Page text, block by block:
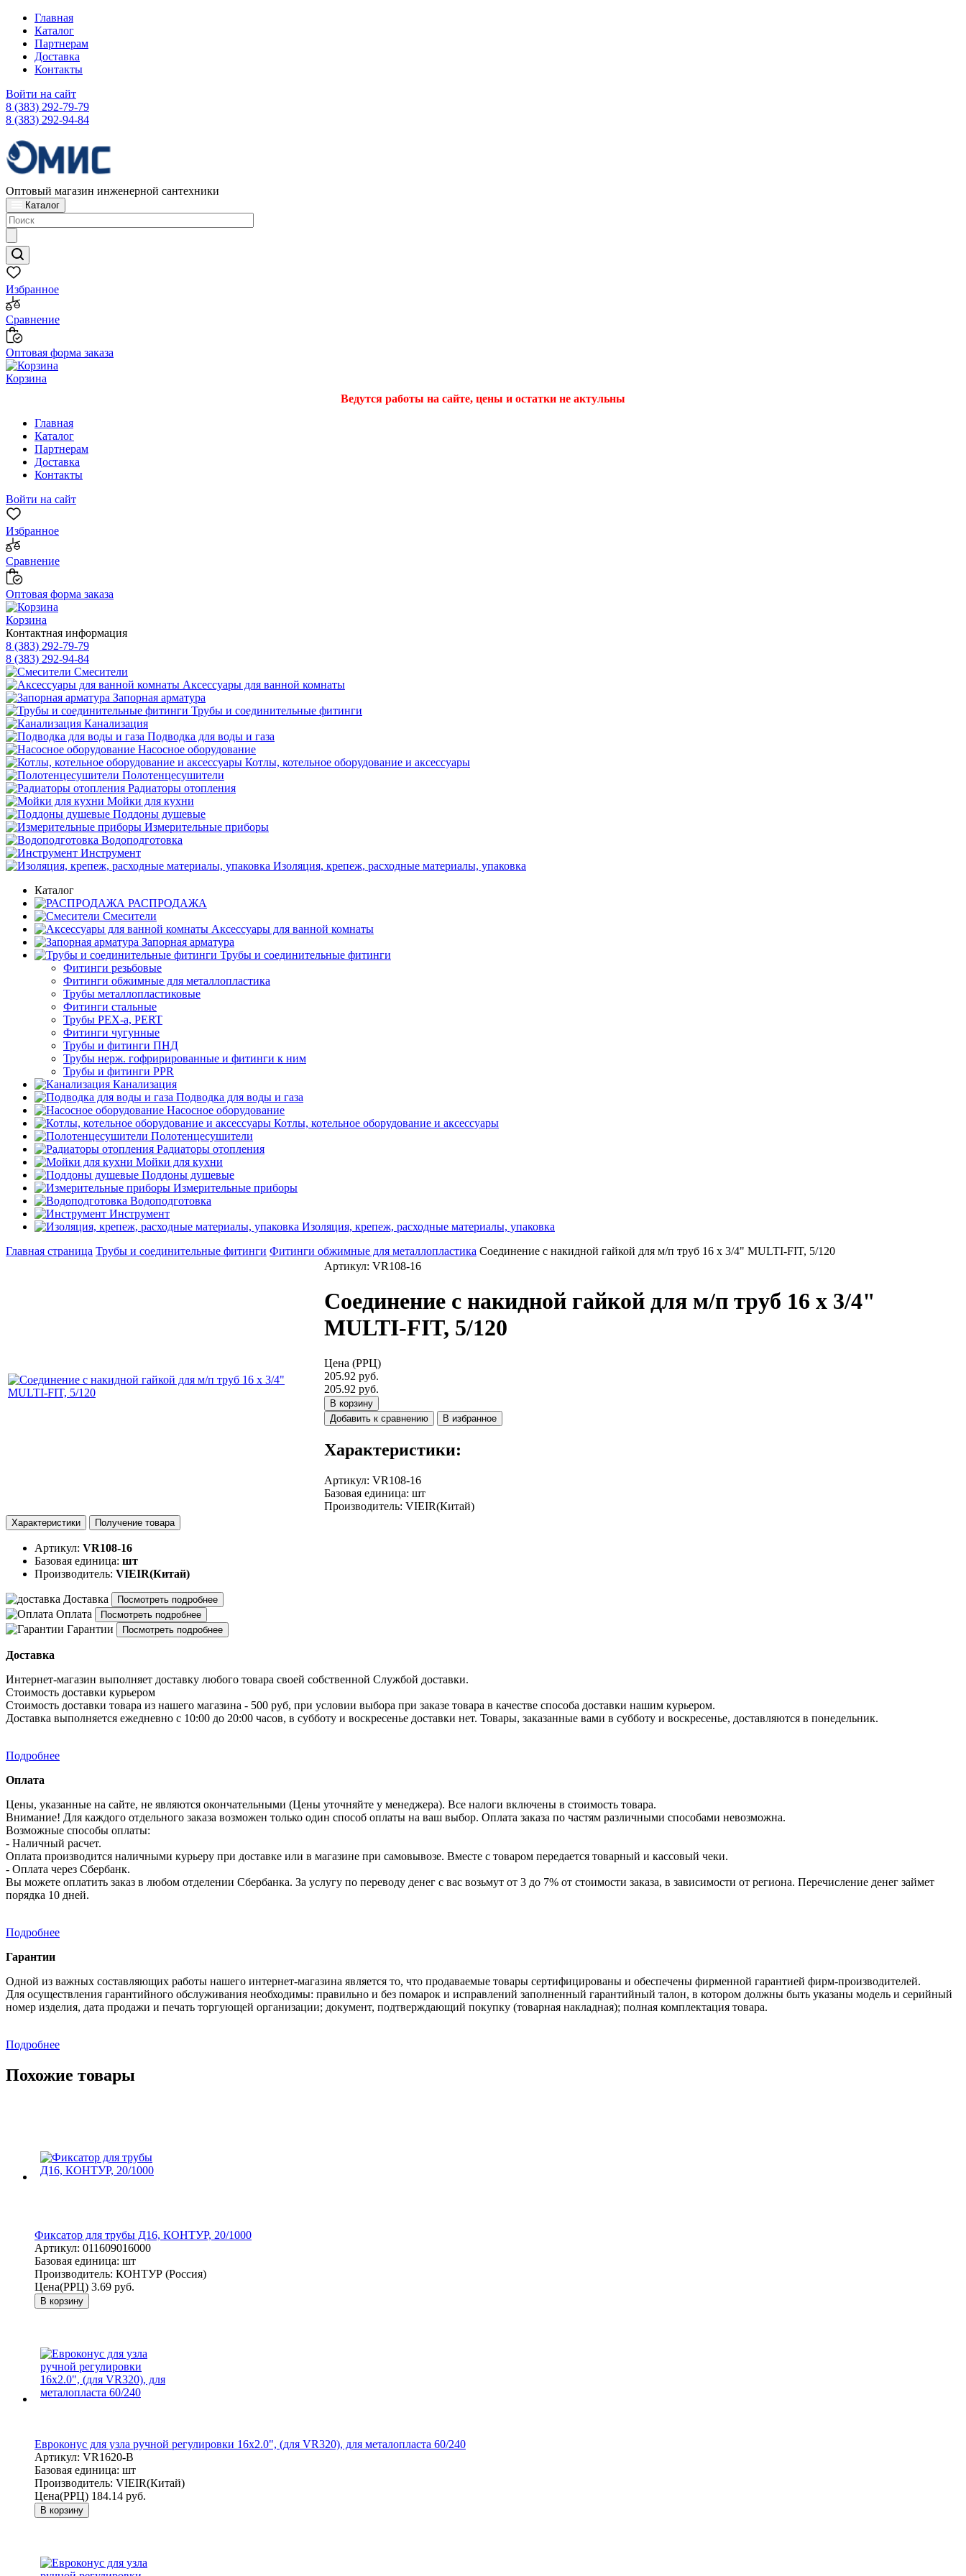
Главная
Каталог
Партнерам
Доставка
Контакты
Войти на сайт
8 (383) 292-79-79
8 (383) 292-94-84
Оптовый магазин инженерной сантехники
Каталог
Избранное
Сравнение
Оптовая форма заказа
Корзина
Ведутся работы на сайте, цены и остатки не актульны
Главная
Каталог
Партнерам
Доставка
Контакты
Войти на сайт
Избранное
Сравнение
Оптовая форма заказа
Корзина
Контактная информация
8 (383) 292-79-79
8 (383) 292-94-84
Смесители
Аксессуары для ванной комнаты
Запорная арматура
Трубы и соединительные фитинги
Канализация
Подводка для воды и газа
Насосное оборудование
Котлы, котельное оборудование и аксессуары
Полотенцесушители
Радиаторы отопления
Мойки для кухни
Поддоны душевые
Измерительные приборы
Водоподготовка
Инструмент
Изоляция, крепеж, расходные материалы, упаковка
Каталог
РАСПРОДАЖА
Смесители
Аксессуары для ванной комнаты
Запорная арматура
Трубы и соединительные фитинги
Фитинги резьбовые
Фитинги обжимные для металлопластика
Трубы металлопластиковые
Фитинги стальные
Трубы PEX-a, PERT
Фитинги чугунные
Трубы и фитинги ПНД
Трубы нерж. гофрирированные и фитинги к ним
Трубы и фитинги PPR
Канализация
Подводка для воды и газа
Насосное оборудование
Котлы, котельное оборудование и аксессуары
Полотенцесушители
Радиаторы отопления
Мойки для кухни
Поддоны душевые
Измерительные приборы
Водоподготовка
Инструмент
Изоляция, крепеж, расходные материалы, упаковка
Главная страница Трубы и соединительные фитинги Фитинги обжимные для металлопластика Соединение с накидной гайкой для м/п труб 16 х 3/4" MULTI-FIT, 5/120
Артикул: VR108-16
Соединение с накидной гайкой для м/п труб 16 х 3/4"
MULTI-FIT, 5/120
Цена (РРЦ)
205.92 руб.
205.92 руб.
В корзину
Добавить к сравнению
В избранное
Характеристики:
Артикул: VR108-16
Базовая единица: шт
Производитель: VIEIR(Китай)
Характеристики Получение товара
Артикул: VR108-16
Базовая единица: шт
Производитель: VIEIR(Китай)
Доставка Посмотреть подробнее
Оплата Посмотреть подробнее
Гарантии Посмотреть подробнее
Доставка
Интернет-магазин выполняет доставку любого товара своей собственной Службой доставки.
Стоимость доставки курьером
Стоимость доставки товара из нашего магазина - 500 руб, при условии выбора при заказе товара в качестве способа доставки нашим курьером.
Доставка выполняется ежедневно с 10:00 до 20:00 часов, в субботу и воскресенье доставки нет. Товары, заказанные вами в субботу и воскресенье, доставляются в понедельник.
Подробнее
Оплата
Цены, указанные на сайте, не являются окончательными (Цены уточняйте у менеджера). Все налоги включены в стоимость товара.
Внимание! Для каждого отдельного заказа возможен только один способ оплаты на ваш выбор. Оплата заказа по частям различными способами невозможна.
Возможные способы оплаты:
- Наличный расчет.
Оплата производится наличными курьеру при доставке или в магазине при самовывозе. Вместе с товаром передается товарный и кассовый чеки.
- Оплата через Сбербанк.
Вы можете оплатить заказ в любом отделении Сбербанка. За услугу по переводу денег с вас возьмут от 3 до 7% от стоимости заказа, в зависимости от региона. Перечисление денег займет
порядка 10 дней.
Подробнее
Гарантии
Одной из важных составляющих работы нашего интернет-магазина является то, что продаваемые товары сертифицированы и обеспечены фирменной гарантией фирм-производителей.
Для осуществления гарантийного обслуживания необходимы: правильно и без помарок и исправлений заполненный гарантийный талон, в котором должны быть указаны модель и серийный
номер изделия, дата продажи и печать торгующей организации; документ, подтверждающий покупку (товарная накладная); полная комплектация товара.
Подробнее
Похожие товары
Фиксатор для трубы Д16, КОНТУР, 20/1000
Артикул: 011609016000
Базовая единица: шт
Производитель: КОНТУР (Россия)
Цена(РРЦ) 3.69 руб.
В корзину
Евроконус для узла ручной регулировки 16x2.0", (для VR320), для металопласта 60/240
Артикул: VR1620-B
Базовая единица: шт
Производитель: VIEIR(Китай)
Цена(РРЦ) 184.14 руб.
В корзину